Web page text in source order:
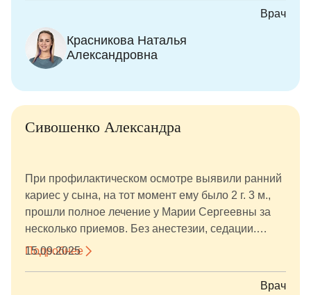
скучно - есть игровая, всеми любимый поезд под
потолком, аквариум. Все сделано для удобства
посетителей. Прием проходит всегда отлично.
Врач
Красникова Наталья
Александровна
Сивошенко Александра
При профилактическом осмотре выявили ранний
кариес у сына, на тот момент ему было 2 г. 3 м.,
прошли полное лечение у Марии Сергеевны за
несколько приемов. Без анестезии, седации.
Доктор подробно рассказала о плане и вариантах
Подробнее
15.09.2025
Врач